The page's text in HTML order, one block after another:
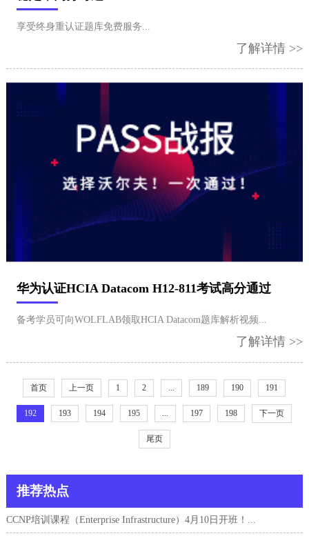
​享受终身重认证题库免费服务...
了解详情 >>
华为认证HCIA Datacom H12-811考试高分通过
备考学员可向WOLFLAB领取HCIA Datacom题库解析视频...
了解详情 >>
首页 上一页 1 2 ... 189 190 191
192 193 194 195 ... 197 198 下一页
尾页
推荐热点
CCNP培训课程（Enterprise Infrastructure）4月10日开班！...